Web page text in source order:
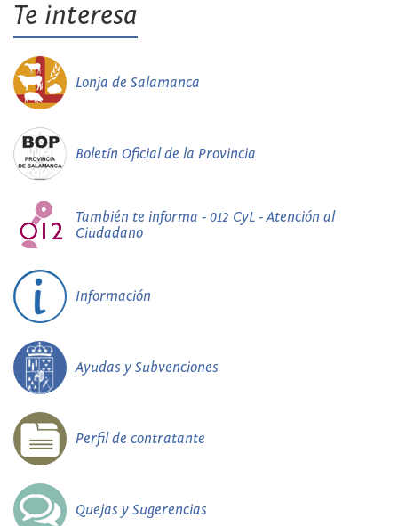
Te interesa
Lonja de Salamanca
Boletín Oficial de la Provincia
También te informa - 012 CyL - Atención al
Ciudadano
Información
Ayudas y Subvenciones
Perfil de contratante
Quejas y Sugerencias